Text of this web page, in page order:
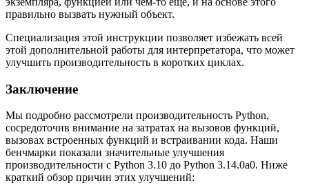
правильно вызвать нужный объект.
Специализация этой инструкции позволяет избежать всей
этой дополнительной работы для интерпретатора, что может
улучшить производительность в коротких циклах.
Заключение
Мы подробно рассмотрели производительность Python,
сосредоточив внимание на затратах на вызовов функций,
вызовах встроенных функций и встраивании кода. Наши
бенчмарки показали значительные улучшения
производительности с Python 3.10 до Python 3.14.0a0. Ниже
краткий обзор причин этих улучшений: